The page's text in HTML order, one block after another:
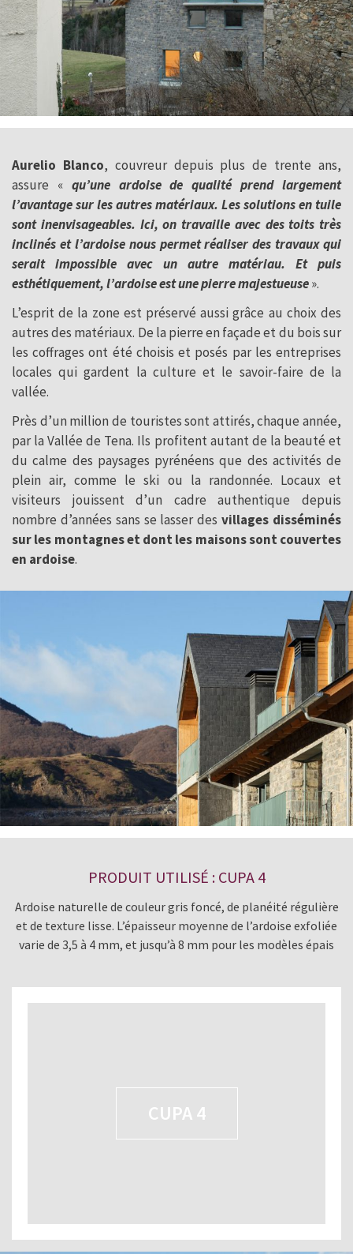
Aurelio Blanco, couvreur depuis plus de trente ans,
assure « qu’une ardoise de qualité prend largement
l’avantage sur les autres matériaux. Les solutions en tuile
sont inenvisageables. Ici, on travaille avec des toits très
inclinés et l’ardoise nous permet réaliser des travaux qui
serait impossible avec un autre matériau. Et puis
esthétiquement, l’ardoise est une pierre majestueuse».
L’esprit de la zone est préservé aussi grâce au choix des
autres des matériaux. De la pierre en façade et du bois sur
les coffrages ont été choisis et posés par les entreprises
locales qui gardent la culture et le savoir-faire de la
vallée.
Près d’un million de touristes sont attirés, chaque année,
par la Vallée de Tena. Ils profitent autant de la beauté et
du calme des paysages pyrénéens que des activités de
plein air, comme le ski ou la randonnée. Locaux et
visiteurs jouissent d’un cadre authentique depuis
nombre d’années sans se lasser desvillages disséminés
sur les montagnes et dont les maisons sont couvertes
en ardoise.
PRODUIT UTILISÉ : CUPA 4
Ardoise naturelle de couleur gris foncé, de planéité régulière
et de texture lisse. L’épaisseur moyenne de l’ardoise exfoliée
varie de 3,5 à 4 mm, et jusqu’à 8 mm pour les modèles épais
CUPA 4